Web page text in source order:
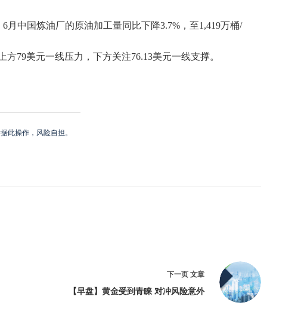
中国炼油厂的原油加工量同比下降3.7%，至1,419万桶/
79美元一线压力，下方关注76.13美元一线支撑。
此操作，风险自担。
下一页 文章
【早盘】黄金受到青睐 对冲风险意外